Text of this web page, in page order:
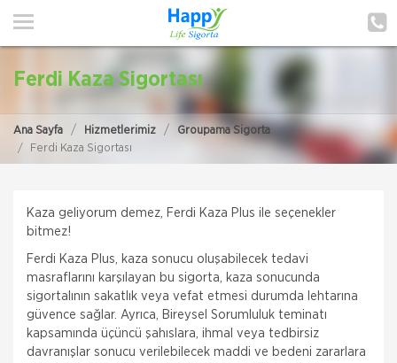
ANA SAYFA
POLIÇE HATIRLAT
MÜŞTERI GIRIŞI
TEKLİF AL
Ferdi Kaza Sigortası
Ana Sayfa Hizmetlerimiz
Groupama Sigorta
Ferdi Kaza Sigortası
Kaza geliyorum demez, Ferdi Kaza Plus ile seçenekler
bitmez!
Ferdi Kaza Plus, kaza sonucu oluşabilecek tedavi
masraflarını karşılayan bu sigorta, kaza sonucunda
sigortalının sakatlık veya vefat etmesi durumda lehtarına
güvence sağlar. Ayrıca, Bireysel Sorumluluk teminatı
kapsamında üçüncü şahıslara, ihmal veya tedbirsiz
davranışlar sonucu verilebilecek maddi ve bedeni zararlara